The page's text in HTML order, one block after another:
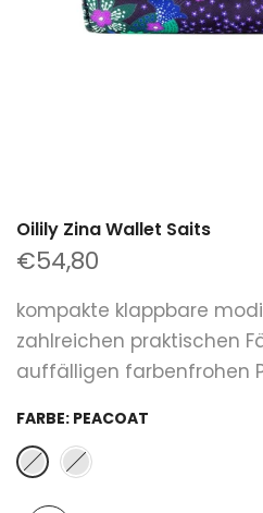
Oilily Zina Wallet Saits
€54,80
kompakte klappbare
zahlreichen praktischen
auffälligen farbenfrohen
FARBE: PEACOAT